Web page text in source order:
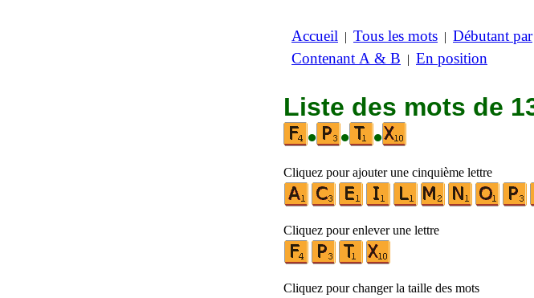
Accueil | Tous les mots | Débutant par
Contenant A & B | En position
Liste des mots de
•
• •
Cliquez pour ajouter une cinquième lettre
Cliquez pour enlever une lettre
Cliquez pour changer la taille des mots